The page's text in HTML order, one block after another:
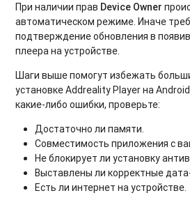
При наличии прав Device Owner
автоматическом режиме. Иначе
подтверждение обновления в
плеера на устройстве.
Шаги выше помогут избежать
установке Addreality Player на
какие-либо ошибки, проверьте:
Достаточно ли памяти.
Совместимость приложения с
Не блокирует ли установку
Выставлены ли корректные
Есть ли интернет на устройстве.